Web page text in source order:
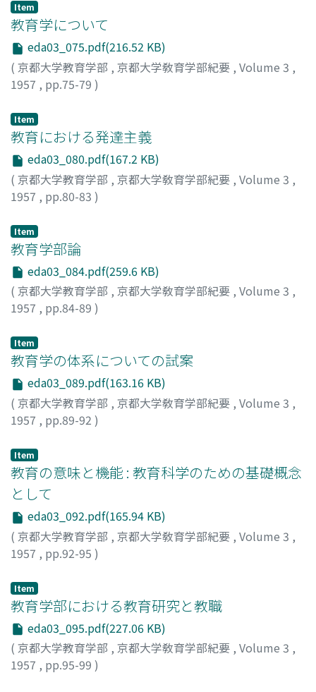
Item
教育学について
eda03_075.pdf(216.52 KB)
( 京都大学教育学部 , 京都大学敎育学部紀要 , Volume 3 ,
1957 , pp.75-79 )
Item
教育における発達主義
eda03_080.pdf(167.2 KB)
( 京都大学教育学部 , 京都大学敎育学部紀要 , Volume 3 ,
1957 , pp.80-83 )
Item
教育学部論
eda03_084.pdf(259.6 KB)
( 京都大学教育学部 , 京都大学敎育学部紀要 , Volume 3 ,
1957 , pp.84-89 )
Item
教育学の体系についての試案
eda03_089.pdf(163.16 KB)
( 京都大学教育学部 , 京都大学敎育学部紀要 , Volume 3 ,
1957 , pp.89-92 )
Item
教育の意味と機能 : 教育科学のための基礎概念
として
eda03_092.pdf(165.94 KB)
( 京都大学教育学部 , 京都大学敎育学部紀要 , Volume 3 ,
1957 , pp.92-95 )
Item
教育学部における教育研究と教職
eda03_095.pdf(227.06 KB)
( 京都大学教育学部 , 京都大学敎育学部紀要 , Volume 3 ,
1957 , pp.95-99 )